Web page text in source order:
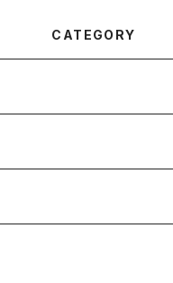
CATEGORY